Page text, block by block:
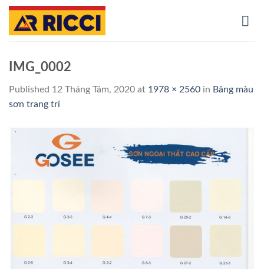
Skip
content
IMG_0002
Published 12 Tháng Tám, 2020 at 1978 × 2560 in Bảng màu
sơn trang trí